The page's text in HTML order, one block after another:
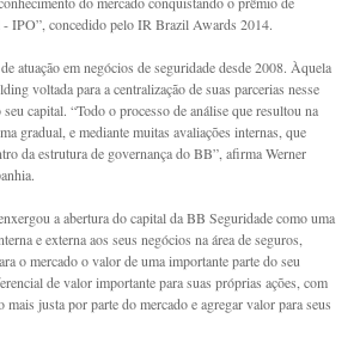
IPO”, concedido pelo IR Brazil Awards 2014.
atuação em negócios de seguridade desde 2008. Àquela
voltada para a centralização de suas parcerias nesse
capital. “Todo o processo de análise que resultou na
gradual, e mediante muitas avaliações internas, que
da estrutura de governança do BB”, afirma Werner
a abertura do capital da BB Seguridade como uma
e externa aos seus negócios na área de seguros,
o mercado o valor de uma importante parte do seu
de valor importante para suas próprias ações, com
justa por parte do mercado e agregar valor para seus